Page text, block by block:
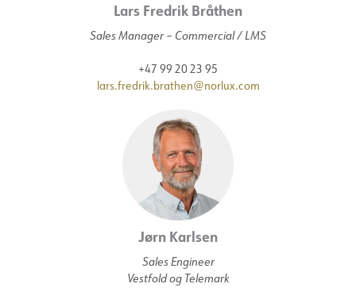
Lars Fredrik Bråthen
Sales Manager – Commercial / LMS
+47 99 20 23 95
lars.fredrik.brathen@norlux.com
Jørn Karlsen
Sales Engineer
Vestfold og Telemark